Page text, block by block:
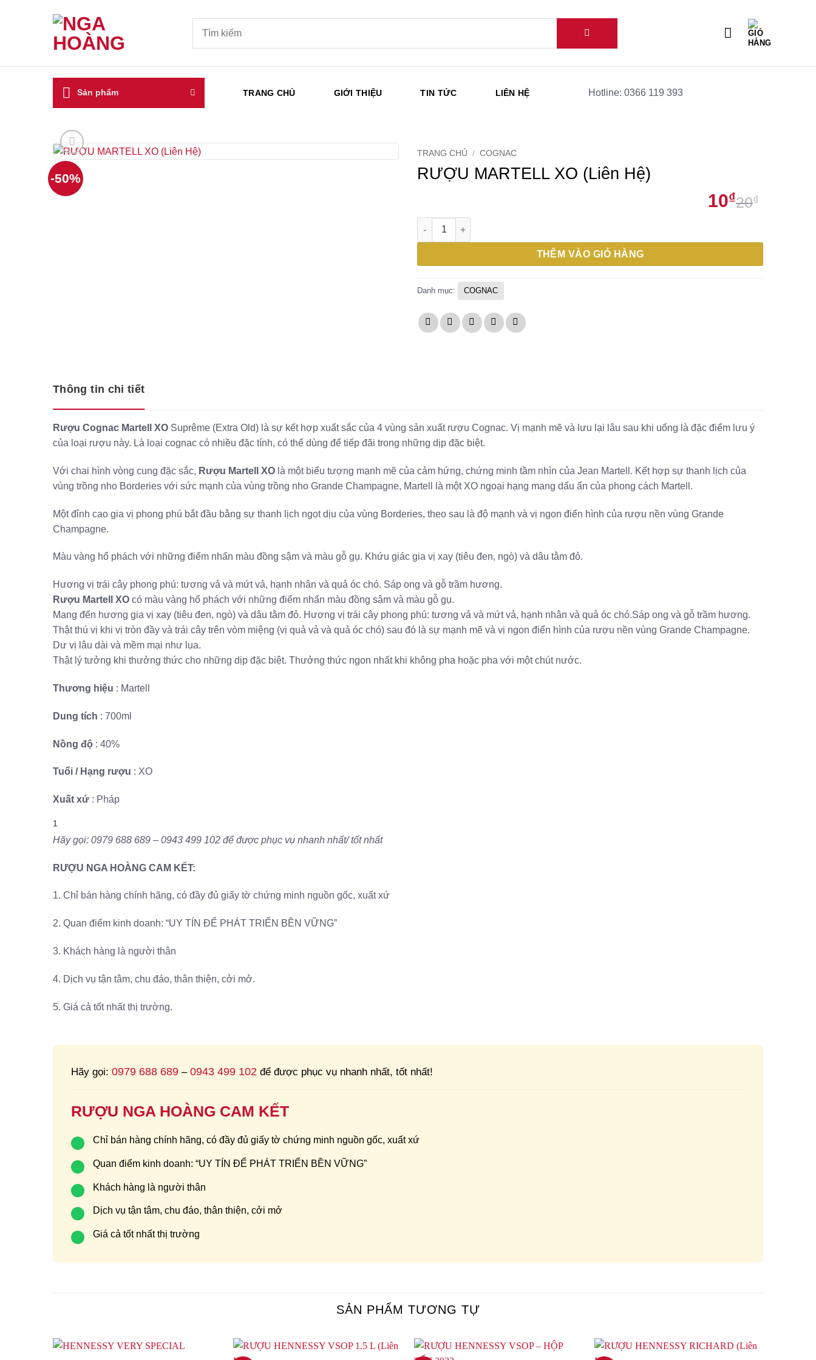
Sản phẩm TRANG CHỦ GIỚI THIỆU TIN TỨC LIÊN HỆ Hotline: 0366 119 393
-50%
TRANG CHỦ / COGNAC
RƯỢU MARTELL XO (Liên Hệ)
20₫
là:
10₫
tại
10₫.
RƯỢU MARTELL XO (Liên Hệ) số lượng
THÊM VÀO GIỎ HÀNG
Danh mục: COGNAC
Thông tin chi tiết
Rượu Cognac Martell XO Suprême (Extra Old) là sự kết hợp xuất sắc của 4 vùng sản xuất rượu Cognac. Vị mạnh mẽ và lưu lại lâu sau khi uống là đặc điểm lưu ý
của loại rượu này. Là loại cognac có nhiều đặc tính, có thể dùng để tiếp đãi trong những dịp đặc biệt.
Với chai hình vòng cung đặc sắc, Rượu Martell XO là một biểu tượng mạnh mẽ của cảm hứng, chứng minh tầm nhìn của Jean Martell. Kết hợp sự thanh lịch của
vùng trồng nho Borderies với sức mạnh của vùng trồng nho Grande Champagne, Martell là một XO ngoại hạng mang dấu ấn của phong cách Martell.
Một đỉnh cao gia vị phong phú bắt đầu bằng sự thanh lịch ngọt dịu của vùng Borderies, theo sau là độ mạnh và vị ngon điển hình của rượu nền vùng Grande
Champagne.
Màu vàng hổ phách với những điểm nhấn màu đồng sậm và màu gỗ gụ. Khứu giác gia vị xay (tiêu đen, ngò) và dâu tằm đỏ.
Hương vị trái cây phong phú: tương vả và mứt vả, hạnh nhân và quả óc chó. Sáp ong và gỗ trầm hương.
Rượu Martell XO có màu vàng hổ phách với những điểm nhấn màu đồng sậm và màu gỗ gụ.
Mang đến hương gia vị xay (tiêu đen, ngò) và dâu tằm đỏ. Hương vị trái cây phong phú: tương vả và mứt vả, hạnh nhân và quả óc chó.Sáp ong và gỗ trầm hương.
Thật thú vị khi vị tròn đầy và trái cây trên vòm miệng (vị quả vả và quả óc chó) sau đó là sự mạnh mẽ và vị ngon điển hình của rượu nền vùng Grande Champagne.
Dư vị lâu dài và mềm mại như lụa.
Thật lý tưởng khi thưởng thức cho những dịp đặc biệt. Thưởng thức ngon nhất khi không pha hoặc pha với một chút nước.
Thương hiệu : Martell
Dung tích : 700ml
Nồng độ : 40%
Tuổi / Hạng rượu : XO
Xuất xứ : Pháp
1
Hãy gọi: 0979 688 689 – 0943 499 102 để được phục vụ nhanh nhất/ tốt nhất
RƯỢU NGA HOÀNG CAM KẾT:
1. Chỉ bán hàng chính hãng, có đầy đủ giấy tờ chứng minh nguồn gốc, xuất xứ
2. Quan điểm kinh doanh: “UY TÍN ĐỂ PHÁT TRIỂN BỀN VỮNG”
3. Khách hàng là người thân
4. Dịch vụ tận tâm, chu đáo, thân thiện, cởi mở.
5. Giá cả tốt nhất thị trường.
Hãy gọi: 0979 688 689 – 0943 499 102 để được phục vụ nhanh nhất, tốt nhất!
RƯỢU NGA HOÀNG CAM KẾT
Chỉ bán hàng chính hãng, có đầy đủ giấy tờ chứng minh nguồn gốc, xuất xứ
Quan điểm kinh doanh: “UY TÍN ĐỂ PHÁT TRIỂN BỀN VỮNG”
Khách hàng là người thân
Dịch vụ tận tâm, chu đáo, thân thiện, cởi mở
Giá cả tốt nhất thị trường
SẢN PHẨM TƯƠNG TỰ